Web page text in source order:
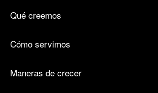
Qué creemos
Cómo servimos
Maneras de crecer